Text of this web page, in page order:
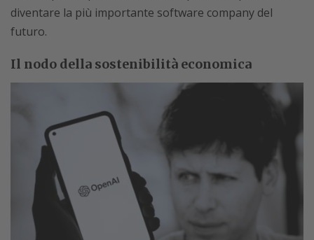
diventare la più importante software company del
futuro.
Il nodo della sostenibilità economica